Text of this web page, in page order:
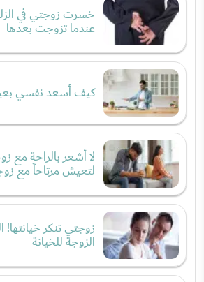
خسرت زوجتي في
عندما تزوجت بعدها
كيف أسعد نفسي
لا أشعر بالراحة مع
لتعيش مرتاحاً مع
زوجتي تنكر خيانتها!
الزوجة للخيانة